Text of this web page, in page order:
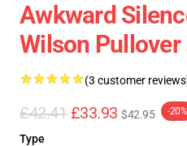
Awkward
Wilson Pullover
(3 customer
£42.41 £33.93 $42.95 -20%
Type